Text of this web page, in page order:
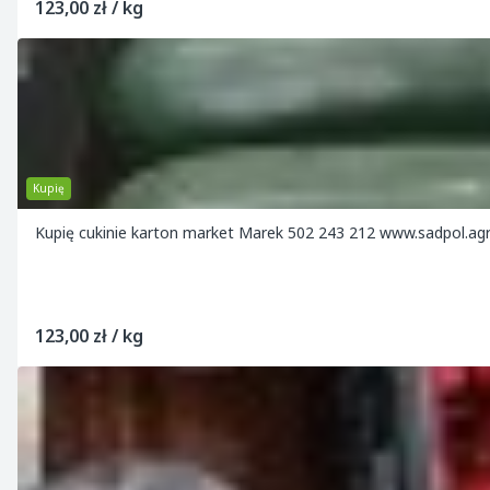
123,00 zł / kg
Kupię
Kupię cukinie karton market Marek 502 243 212
123,00 zł / kg